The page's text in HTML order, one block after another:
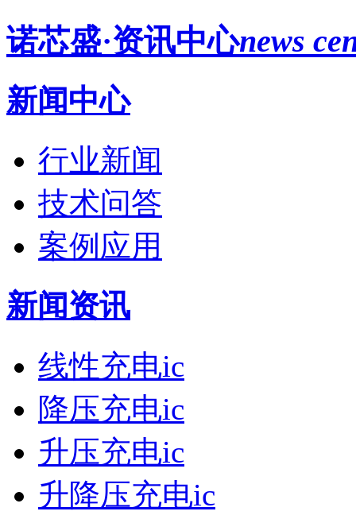
诺芯盛·资讯中心news
新闻中心
行业新闻
技术问答
案例应用
新闻资讯
线性充电ic
降压充电ic
升压充电ic
升降压充电ic